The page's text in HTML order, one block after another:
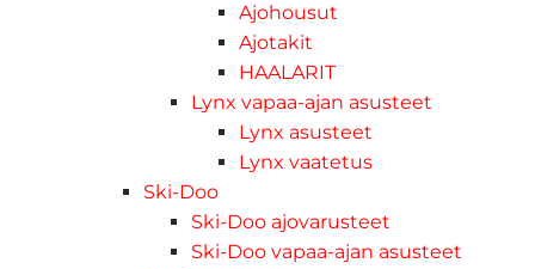
Ajohousut
Ajotakit
HAALARIT
Lynx vapaa-ajan asusteet
Lynx asusteet
Lynx vaatetus
Ski-Doo
Ski-Doo ajovarusteet
Ski-Doo vapaa-ajan asusteet